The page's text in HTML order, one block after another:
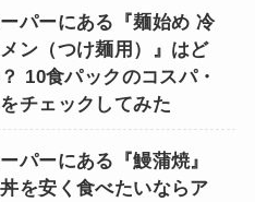
パーにある『麺始め 冷
ン（つけ麺用）』はど
10食パックのコスパ・
チェックしてみた
パーにある『鰻蒲焼』
を安く食べたいならア